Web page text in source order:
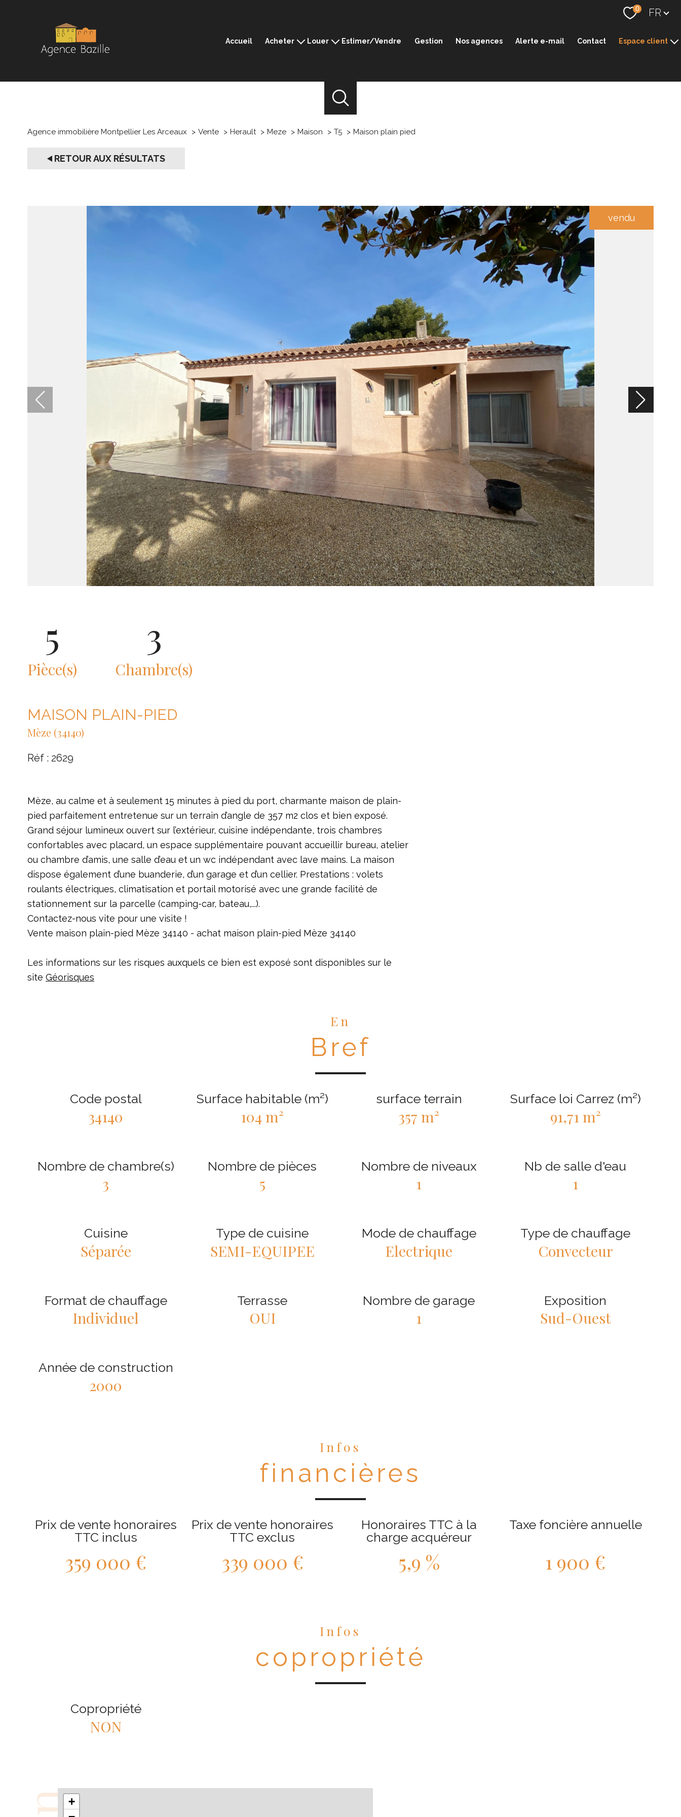
0 Langue
FR
Accueil Acheter Louer
Sommières
Estimer/Vendre Gestion Nos agences Alerte e-mail Contact Espace client
Agence immobilière Montpellier Les Arceaux Vente Herault Meze Maison T5 Maison plain pied
RETOUR AUX RÉSULTATS
vendu
5
Pièce(s)
3
Chambre(s)
MAISON PLAIN-PIED
Mèze (34140)
Réf : 2629
Mèze, au calme et à seulement 15 minutes à pied du port, charmante maison de plain-
pied parfaitement entretenue sur un terrain d’angle de 357 m2 clos et bien exposé.
Grand séjour lumineux ouvert sur l’extérieur, cuisine indépendante, trois chambres
confortables avec placard, un espace supplémentaire pouvant accueillir bureau, atelier
ou chambre d’amis, une salle d’eau et un wc indépendant avec lave mains. La maison
dispose également d’une buanderie, d’un garage et d’un cellier. Prestations : volets
roulants électriques, climatisation et portail motorisé avec une grande facilité de
stationnement sur la parcelle (camping-car, bateau,...).
Contactez-nous vite pour une visite !
Vente maison plain-pied Mèze 34140 - achat maison plain-pied Mèze 34140
Les informations sur les risques auxquels ce bien est exposé sont disponibles sur le
site Géorisques
En
Bref
Code postal
34140
Surface habitable (m²)
104 m²
surface terrain
357 m²
Surface loi Carrez (m²)
91,71 m²
Nombre de chambre(s)
3
Nombre de pièces
5
Nombre de niveaux
1
Nb de salle d'eau
1
Cuisine
Séparée
Type de cuisine
SEMI-EQUIPEE
Mode de chauffage
Electrique
Type de chauffage
Convecteur
Format de chauffage
Individuel
Terrasse
OUI
Nombre de garage
1
Exposition
Sud-Ouest
Année de construction
2000
Infos
financières
Prix de vente honoraires
TTC inclus
359 000 €
Prix de vente honoraires
TTC exclus
339 000 €
Honoraires TTC à la
charge acquéreur
5,9 %
Taxe foncière annuelle
1 900 €
Infos
copropriété
Copropriété
NON
+